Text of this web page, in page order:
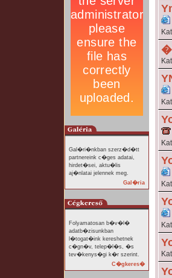
Gal�ri�nkban szerz�d�tt
partnereink c�ges adatai,
hirdet�sei, aktu�lis
aj�nlatai jelennek meg.
Gal�ria
Folyamatosan b�v�l�
adatb�zisunkban
l�togat�ink kereshetnek
c�gn�v, telep�l�s, �s
tev�kenys�gi k�r szerint.
C�gkeres�